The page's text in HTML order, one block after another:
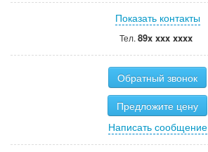
Показать контакты
Тел. 89x xxx xxxx
Обратный звонок
Предложите цену
Написать сообщение